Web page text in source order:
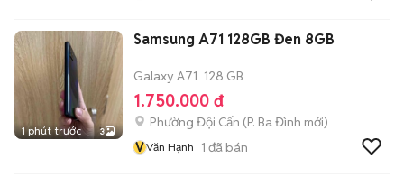
1 phút trước 3
Samsung A71 128GB Đen 8GB
Galaxy A71 128 GB
1.750.000 đ
Phường Đội Cấn (P. Ba Đình mới)
VVăn Hạnh 1 đã bán